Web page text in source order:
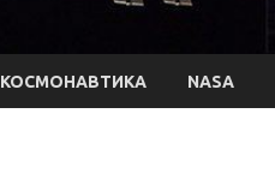
КОСМОНАВТИКА NASA